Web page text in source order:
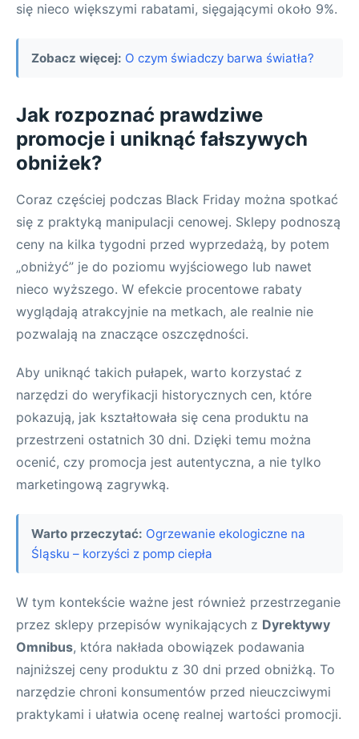
się nieco większymi rabatami, sięgającymi około 9%.
Zobacz więcej: O czym świadczy barwa światła?
Jak rozpoznać prawdziwe
promocje i uniknąć fałszywych
obniżek?
Coraz częściej podczas Black Friday można spotkać
się z praktyką manipulacji cenowej. Sklepy podnoszą
ceny na kilka tygodni przed wyprzedażą, by potem
„obniżyć” je do poziomu wyjściowego lub nawet
nieco wyższego. W efekcie procentowe rabaty
wyglądają atrakcyjnie na metkach, ale realnie nie
pozwalają na znaczące oszczędności.
Aby uniknąć takich pułapek, warto korzystać z
narzędzi do weryfikacji historycznych cen, które
pokazują, jak kształtowała się cena produktu na
przestrzeni ostatnich 30 dni. Dzięki temu można
ocenić, czy promocja jest autentyczna, a nie tylko
marketingową zagrywką.
Warto przeczytać: Ogrzewanie ekologiczne na
Śląsku – korzyści z pomp ciepła
W tym kontekście ważne jest również przestrzeganie
przez sklepy przepisów wynikających z Dyrektywy
Omnibus, która nakłada obowiązek podawania
najniższej ceny produktu z 30 dni przed obniżką. To
narzędzie chroni konsumentów przed nieuczciwymi
praktykami i ułatwia ocenę realnej wartości promocji.